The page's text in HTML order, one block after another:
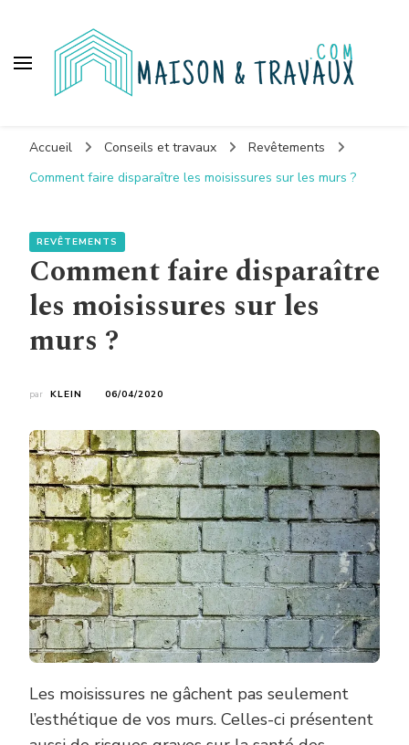
Accueil Conseils et travaux
Revêtements
Comment faire disparaître les moisissures sur les murs ?
REVÊTEMENTS
Comment faire disparaître
les moisissures sur les
murs ?
par KLEIN 06/04/2020
Les moisissures ne gâchent pas seulement
l’esthétique de vos murs. Celles-ci présentent